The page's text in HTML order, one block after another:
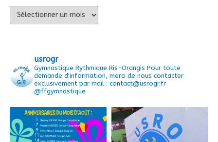
Archives
usrogr
Gymnastique Rythmique Ris-Orangis Pour toute
demande d'information, merci de nous contacter
exclusivement par mail : contact@usrogr.fr
@ffgymnastique